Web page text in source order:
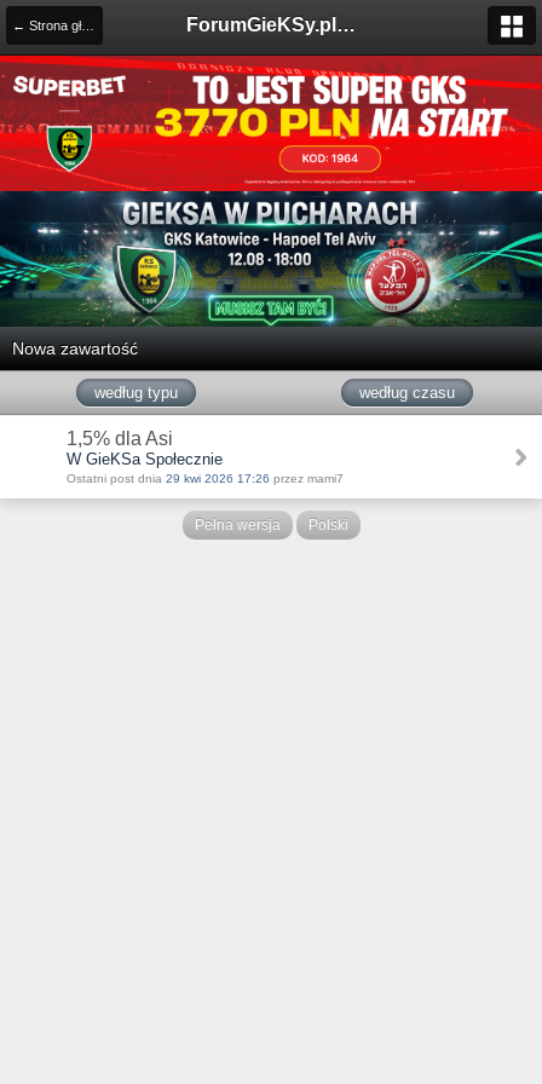
← Strona główna ForumGieKSy.pl - Oficjalne forum kibiców GKS Katowice
Nowa zawartość
według typu według czasu
1,5% dla Asi
W GieKSa Społecznie
Ostatni post dnia 29 kwi 2026 17:26 przez mami7
Pełna wersja Polski